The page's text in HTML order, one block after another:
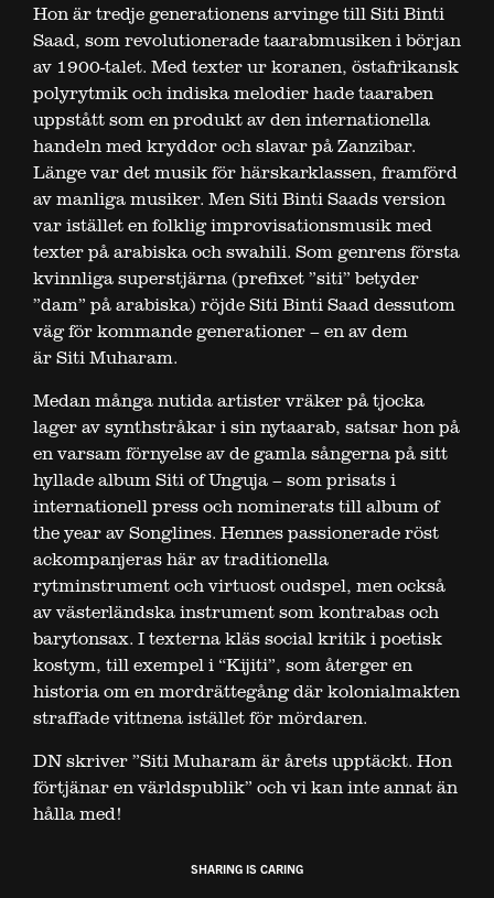
Hon är tredje generationens arvinge till Siti Binti
Saad, som revolutionerade taarabmusiken i början
av 1900-talet. Med texter ur koranen, östafrikansk
polyrytmik och indiska melodier hade taaraben
uppstått som en produkt av den internationella
handeln med kryddor och slavar på Zanzibar.
Länge var det musik för härskarklassen, framförd
av manliga musiker. Men Siti Binti Saads version
var istället en folklig improvisationsmusik med
texter på arabiska och swahili. Som genrens första
kvinnliga superstjärna (prefixet ”siti” betyder
”dam” på arabiska) röjde Siti Binti Saad dessutom
väg för kommande generationer – en av dem
är Siti Muharam.
Medan många nutida artister vräker på tjocka
lager av synthstråkar i sin nytaarab, satsar hon på
en varsam förnyelse av de gamla sångerna på sitt
hyllade album Siti of Unguja – som prisats i
internationell press och nominerats till album of
the year av Songlines. Hennes passionerade röst
ackompanjeras här av traditionella
rytminstrument och virtuost oudspel, men också
av västerländska instrument som kontrabas och
barytonsax. I texterna kläs social kritik i poetisk
kostym, till exempel i “Kijiti”, som återger en
historia om en mordrättegång där kolonialmakten
straffade vittnena istället för mördaren.
DN skriver ”Siti Muharam är årets upptäckt. Hon
förtjänar en världspublik” och vi kan inte annat än
hålla med!
SHARING IS CARING